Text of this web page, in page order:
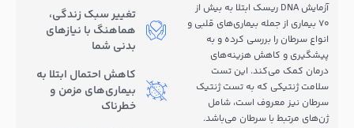
تغییر سبک زندگی،
هماهنگ با نیازهای
بدنی شما
کاهش احتمال ابتلا به
بیماری‌های مزمن و
خطرناک
آزمایش DNA ریسک ابتلا به بیش از
70 بیماری از جمله بیماری‌های قلبی و
انواع سرطان را بررسی کرده و به
پیشگیری و کاهش هزینه‌های
درمان کمک می‌کند. این تست
سلامت ژنتیکی که به تست ژنتیک
سرطان نیز معروف است، شامل
ژن‌های مرتبط با سرطان می‌باشد.